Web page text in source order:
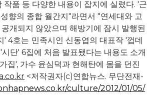
품 등 다양한 내용이 잡지에 실렸다.'근
향의 종합 월간지"라면서 "연세대와 고
개되지 않았으며 해방기에 잠시 발행된
' 4호는 민족시인 신동엽의 대표작 '껍데
단' 6집에 처음 발표됐다는 내용도 소개
', 가수 윤심덕과 현해탄에 몸을 던진
<저작권자(c)연합뉴스. 무단전재-
culture/2012/01/05/